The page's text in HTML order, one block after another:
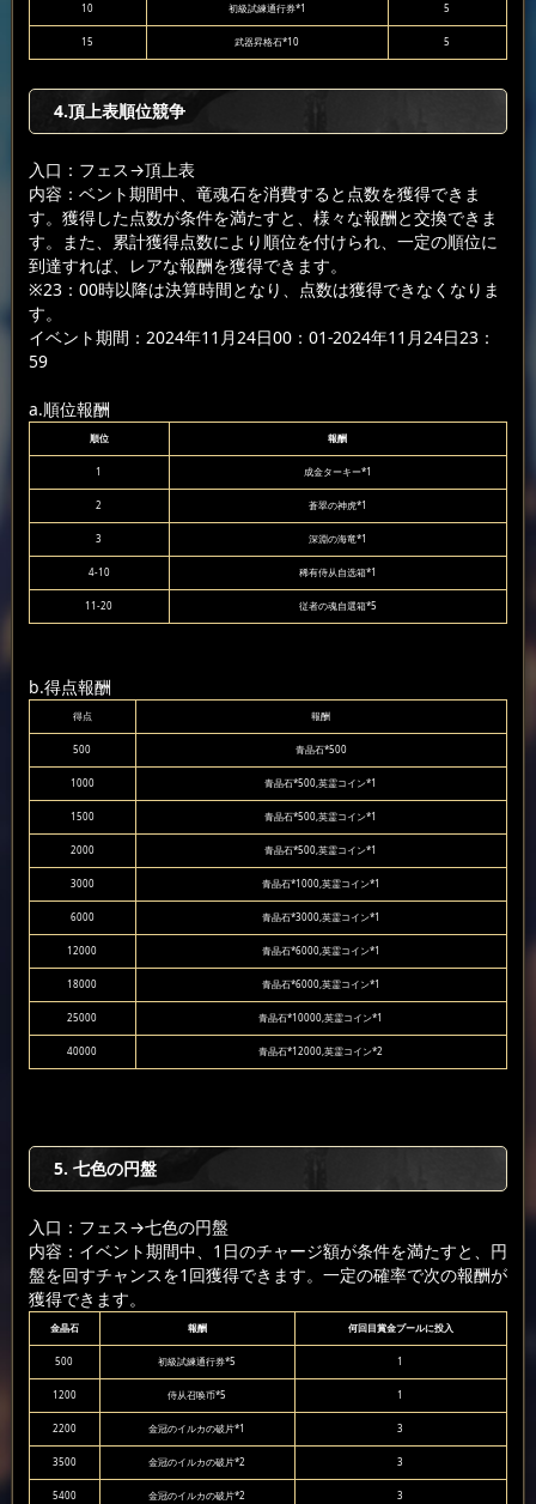
10 初級試練通行券*1 5
15 武器昇格石*10 5
4.頂上表順位競争
入口：フェス→頂上表
内容：ベント期間中、竜魂石を消費すると点数を獲得できま
す。獲得した点数が条件を満たすと、様々な報酬と交換できま
す。また、累計獲得点数により順位を付けられ、一定の順位に
到達すれば、レアな報酬を獲得できます。
※23：00時以降は決算時間となり、点数は獲得できなくなりま
す。
イベント期間：2024年11月24日00：01-2024年11月24日23：
59
a.順位報酬
順位 報酬
1 成金ターキー*1
2 蒼翠の神虎*1
3 深淵の海竜*1
4-10 稀有侍从自选箱*1
11-20 従者の魂自選箱*5
b.得点報酬
得点 報酬
500 青晶石*500
1000 青晶石*500,英霊コイン*1
1500 青晶石*500,英霊コイン*1
2000 青晶石*500,英霊コイン*1
3000 青晶石*1000,英霊コイン*1
6000 青晶石*3000,英霊コイン*1
12000 青晶石*6000,英霊コイン*1
18000 青晶石*6000,英霊コイン*1
25000 青晶石*10000,英霊コイン*1
40000 青晶石*12000,英霊コイン*2
5. 七色の円盤
入口：フェス→七色の円盤
内容：イベント期間中、1日のチャージ額が条件を満たすと、円
盤を回すチャンスを1回獲得できます。一定の確率で次の報酬が
獲得できます。
金晶石 報酬 何回目賞金プールに投入
500 初級試練通行券*5 1
1200 侍从召唤币*5 1
2200 金冠のイルカの破片*1 3
3500 金冠のイルカの破片*2 3
5400 金冠のイルカの破片*2 3